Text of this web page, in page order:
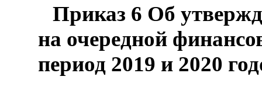
Приказ 6 Об
на очередной
период 2019 и 2020